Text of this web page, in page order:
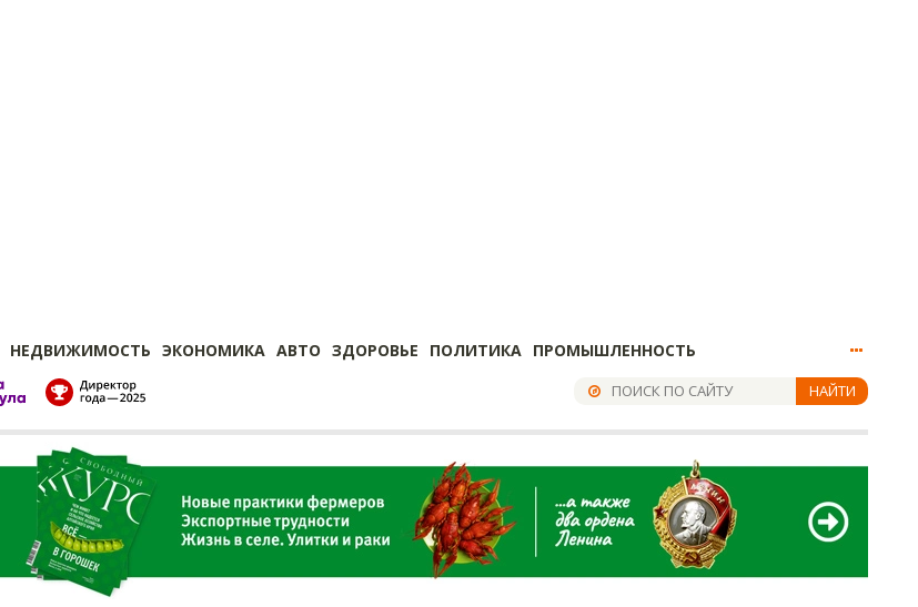
НЕДВИЖИМОСТЬ ЭКОНОМИКА АВТО ЗДОРОВЬЕ ПОЛИТИКА ПРОМЫШЛЕННОСТЬ
НАЙТИ